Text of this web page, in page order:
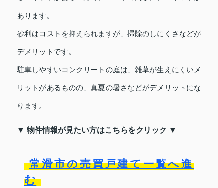
あります。
砂利はコストを抑えられますが、掃除のしにくさなどが
デメリットです。
駐車しやすいコンクリートの庭は、雑草が生えにくいメ
リットがあるものの、真夏の暑さなどがデメリットにな
ります。
▼ 物件情報が見たい方はこちらをクリック ▼
常滑市の売買戸建て一覧へ進
む